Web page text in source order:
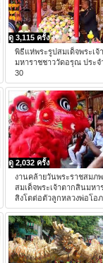
ดู 3,115 ครั้ง
พิธีแห่พระรูปสมเด็จพระเจ้
มหาราชชาววัดอรุณ ประจ
30
ดู 2,032 ครั้ง
งานคล้ายวันพระราชสมภ
สมเด็จพระเจ้าตากสินมหา
สิงโตต่อตัวลูกหลวงพ่อโอ